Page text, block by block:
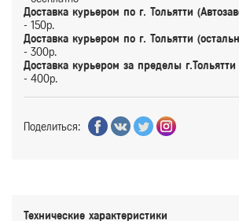
Доставка курьером по г. Тольятти
- 150р.
Доставка курьером по г. Тольятти
- 300р.
Доставка курьером за пределы г.Тольятти
- 400р.
Поделиться:
Технические характеристики